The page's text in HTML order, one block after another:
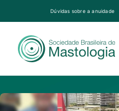
Dúvidas sobre a anuidade